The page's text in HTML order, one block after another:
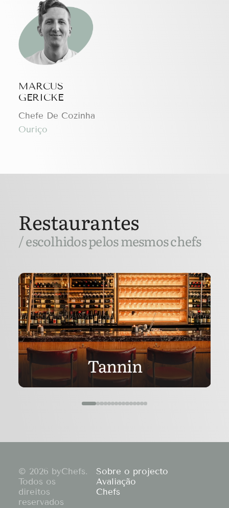
MARCUS
GERICKE
Chefe De Cozinha
Ouriço
Restaurantes
/ escolhidos pelos mesmos chefs
Tannin
© 2026 byChefs.
Todos os
direitos
reservados
Sobre o projecto
Avaliação
Chefs